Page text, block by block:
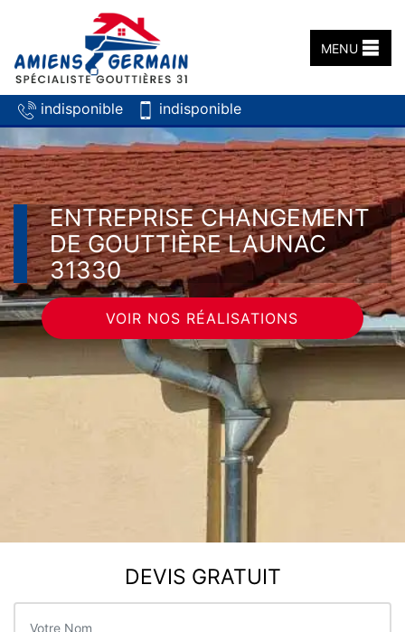
indisponible indisponible
MENU
ENTREPRISE CHANGEMENT
DE GOUTTIÈRE LAUNAC
31330
VOIR NOS RÉALISATIONS
DEVIS GRATUIT